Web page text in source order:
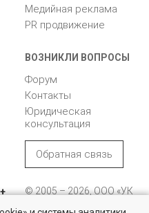
Медийная реклама
PR продвижение
ВОЗНИКЛИ ВОПРОСЫ
Форум
Контакты
Юридическая
консультация
Обратная связь
© 2005 – 2026, ООО «УК